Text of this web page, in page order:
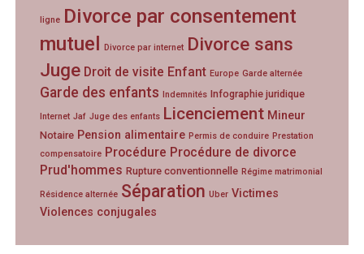
ligne Divorce par consentement
mutuel Divorce par internet Divorce sans
Juge Droit de visite Enfant Europe Garde alternée
Garde des enfants Indemnités Infographie juridique
Internet Jaf Juge des enfants Licenciement Mineur
Notaire Pension alimentaire Permis de conduire Prestation
compensatoire Procédure Procédure de divorce
Prud'hommes Rupture conventionnelle Régime matrimonial
Résidence alternée Séparation Uber Victimes
Violences conjugales